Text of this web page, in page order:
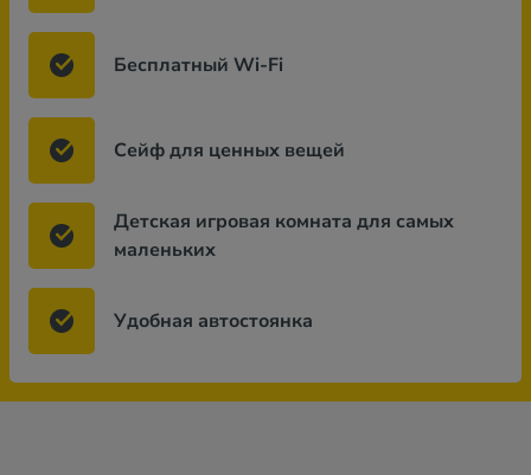
Бесплатный Wi-Fi
Сейф для ценных вещей
Детская игровая комната для самых
маленьких
Удобная автостоянка